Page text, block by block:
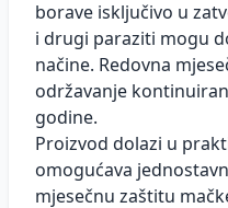
borave isključivo u
i drugi paraziti mogu
načine. Redovna
održavanje
godine.
Proizvod dolazi u
omogućava
mjesečnu zaštitu